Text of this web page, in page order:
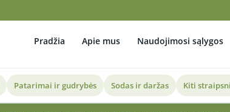
Pradžia Apie mus Naudojimosi sąlygos
Patarimai ir gudrybės Sodas ir daržas Kiti